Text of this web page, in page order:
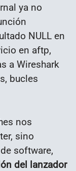
ya no
NULL en
en aftp,
a Wireshark
bucles
nos
sino
software,
del lanzador